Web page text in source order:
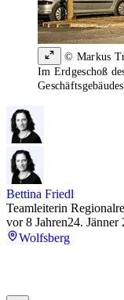
© Markus
Im Erdgeschoß
Bettina Friedl
Teamleiterin
vor 8 Jahren24. Jänner
Wolfsberg